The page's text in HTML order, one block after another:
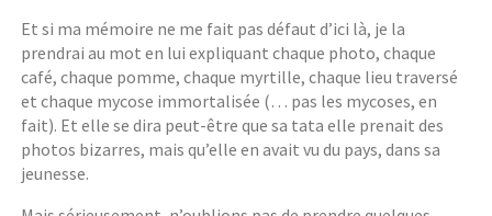
Et si ma mémoire ne me fait pas défaut d’ici là, je la
prendrai au mot en lui expliquant chaque photo, chaque
café, chaque pomme, chaque myrtille, chaque lieu traversé
et chaque mycose immortalisée (… pas les mycoses, en
fait). Et elle se dira peut-être que sa tata elle prenait des
photos bizarres, mais qu’elle en avait vu du pays, dans sa
jeunesse.